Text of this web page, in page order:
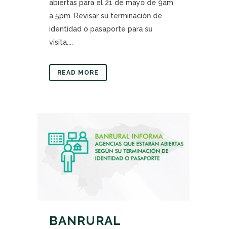
abiertas para el 21 de mayo de 9am
a 5pm. Revisar su terminación de
identidad o pasaporte para su
visita....
READ MORE
BANRURAL